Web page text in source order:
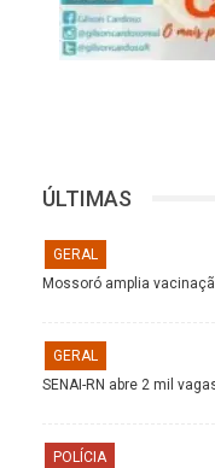
ÚLTIMAS
GERAL
Mossoró amplia
GERAL
SENAI-RN abre 2 mil
POLÍCIA